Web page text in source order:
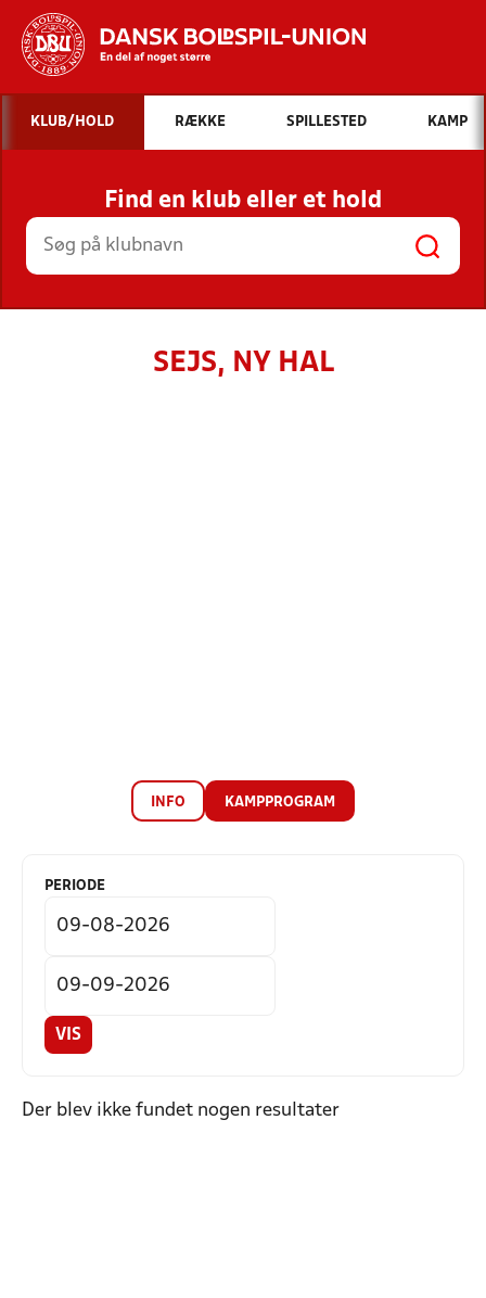
Hvad vil du søge efter?
INDHOLD OG NYHEDER
STILLINGER, RESULTATER, KLUBBER OG
HOLD
KLUB/HOLD RÆKKE SPILLESTED KAMP
Find en klub eller et hold
SEJS, NY HAL
INFO KAMPPROGRAM
PERIODE
VIS
Der blev ikke fundet nogen resultater